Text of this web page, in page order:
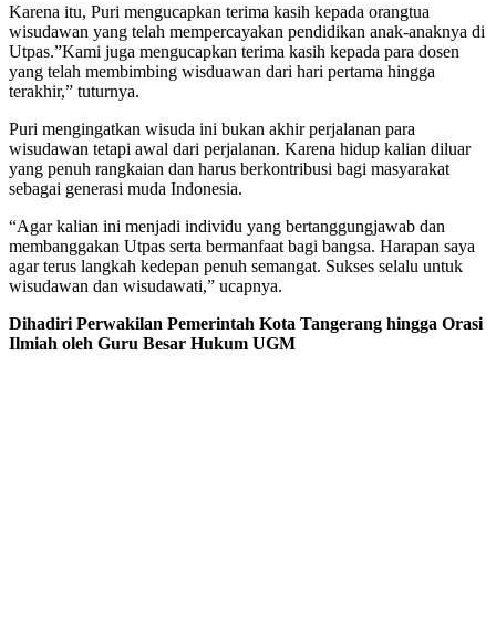
Karena itu, Puri mengucapkan terima kasih kepada orangtua
wisudawan yang telah mempercayakan pendidikan anak-anaknya di
Utpas.”Kami juga mengucapkan terima kasih kepada para dosen
yang telah membimbing wisduawan dari hari pertama hingga
terakhir,” tuturnya.
Puri mengingatkan wisuda ini bukan akhir perjalanan para
wisudawan tetapi awal dari perjalanan. Karena hidup kalian diluar
yang penuh rangkaian dan harus berkontribusi bagi masyarakat
sebagai generasi muda Indonesia.
“Agar kalian ini menjadi individu yang bertanggungjawab dan
membanggakan Utpas serta bermanfaat bagi bangsa. Harapan saya
agar terus langkah kedepan penuh semangat. Sukses selalu untuk
wisudawan dan wisudawati,” ucapnya.
Dihadiri Perwakilan Pemerintah Kota Tangerang hingga Orasi
Ilmiah oleh Guru Besar Hukum UGM